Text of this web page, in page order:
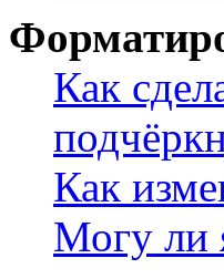
Как
Как
Могу ли